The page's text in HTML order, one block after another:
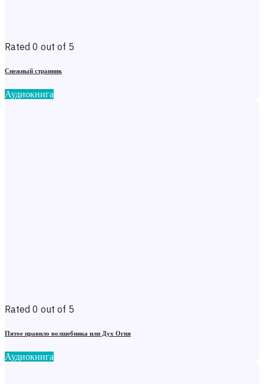
Rated 0 out of 5
Снежный странник
Аудиокнига
Rated 0 out of 5
Пятое правило волшебника или Дух Огня
Аудиокнига